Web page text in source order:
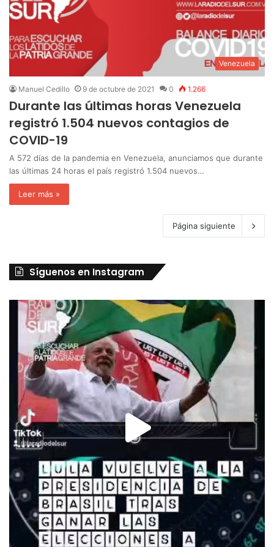
Venezuela
Manuel Cedillo 9 de octubre de 2021 0 1.266
Durante las últimas horas Venezuela
registró 1.504 nuevos contagios de
COVID-19
A 572 días de la pandemia en Venezuela, anunciamos que durante
las últimas 24 horas el país registró 1.504 nuevos…
Leer más »
Página siguiente
Síguenos en Instagram